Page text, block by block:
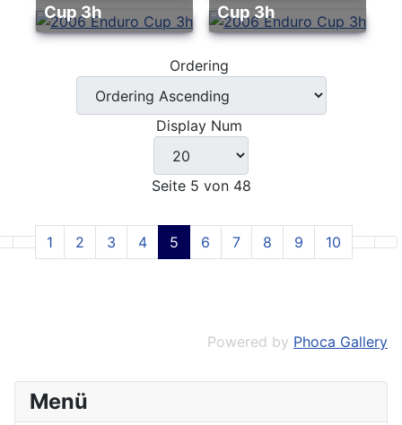
Cup 3h
Cup 3h
Ordering
Display Num
Seite 5 von 48
1 2 3 4 5 6 7 8 9 10
Powered by Phoca Gallery
Menü